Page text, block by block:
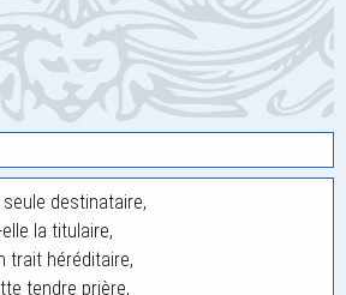
destinataire,
la titulaire,
trait héréditaire,
tendre prière,